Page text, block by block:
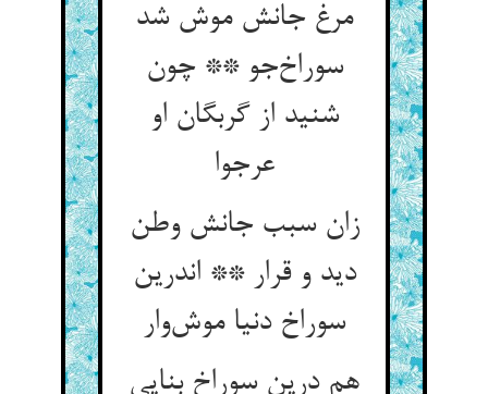
مرغ جانش موش شد
سوراخ‌جو ** چون
شنید از گربگان او
عرجوا
زان سبب جانش وطن
دید و قرار ** اندرین
سوراخ دنیا موش‌وار
هم درین سوراخ بنایی